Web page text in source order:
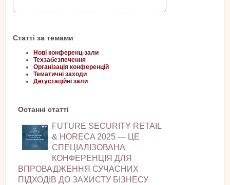
Статті за темами
Нові конференц-зали
Техзабезпечення
Організація конференцій
Тематичні заходи
Дегустаційні зали
Останні статті
FUTURE SECURITY RETAIL
& HORECA 2025 — ЦЕ
СПЕЦІАЛІЗОВАНА
КОНФЕРЕНЦІЯ ДЛЯ
ВПРОВАДЖЕННЯ СУЧАСНИХ
ПІДХОДІВ ДО ЗАХИСТУ БІЗНЕСУ